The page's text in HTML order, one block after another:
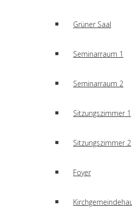
Grüner Saal
Seminarraum 1
Seminarraum 2
Sitzungszimmer 1
Sitzungszimmer 2
Foyer